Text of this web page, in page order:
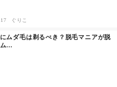
ぐりこ
ムダ毛は剃るべき？脱毛マニアが脱
…